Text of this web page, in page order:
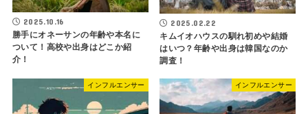
2025.10.16
勝手にオネーサンの年齢や本名に
ついて！高校や出身はどこか紹
介！
2025.02.22
キムイオハウスの馴れ初めや結婚
はいつ？年齢や出身は韓国なのか
調査！
インフルエンサー インフルエンサー